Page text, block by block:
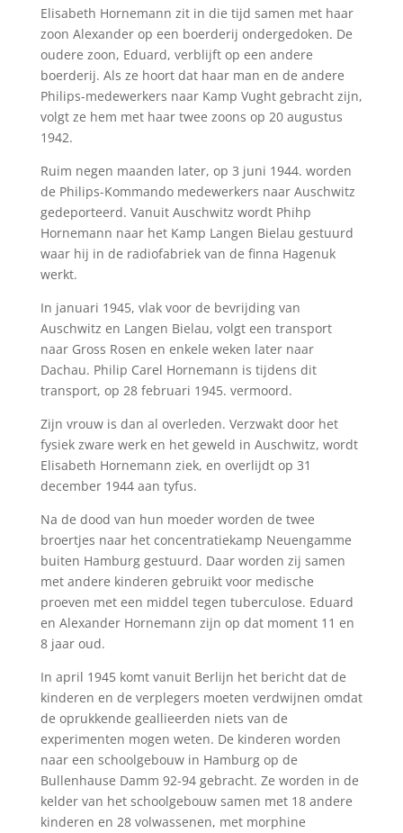
Elisabeth Hornemann zit in die tijd samen met haar
zoon Alexander op een boerderij ondergedoken. De
oudere zoon, Eduard, verblijft op een andere
boerderij. Als ze hoort dat haar man en de andere
Philips-medewerkers naar Kamp Vught gebracht zijn,
volgt ze hem met haar twee zoons op 20 augustus
1942.
Ruim negen maanden later, op 3 juni 1944. worden
de Philips-Kommando medewerkers naar Auschwitz
gedeporteerd. Vanuit Auschwitz wordt Phihp
Hornemann naar het Kamp Langen Bielau gestuurd
waar hij in de radiofabriek van de finna Hagenuk
werkt.
In januari 1945, vlak voor de bevrijding van
Auschwitz en Langen Bielau, volgt een transport
naar Gross Rosen en enkele weken later naar
Dachau. Philip Carel Hornemann is tijdens dit
transport, op 28 februari 1945. vermoord.
Zijn vrouw is dan al overleden. Verzwakt door het
fysiek zware werk en het geweld in Auschwitz, wordt
Elisabeth Hornemann ziek, en overlijdt op 31
december 1944 aan tyfus.
Na de dood van hun moeder worden de twee
broertjes naar het concentratiekamp Neuengamme
buiten Hamburg gestuurd. Daar worden zij samen
met andere kinderen gebruikt voor medische
proeven met een middel tegen tuberculose. Eduard
en Alexander Hornemann zijn op dat moment 11 en
8 jaar oud.
In april 1945 komt vanuit Berlijn het bericht dat de
kinderen en de verplegers moeten verdwijnen omdat
de oprukkende geallieerden niets van de
experimenten mogen weten. De kinderen worden
naar een schoolgebouw in Hamburg op de
Bullenhause Damm 92-94 gebracht. Ze worden in de
kelder van het schoolgebouw samen met 18 andere
kinderen en 28 volwassenen, met morphine